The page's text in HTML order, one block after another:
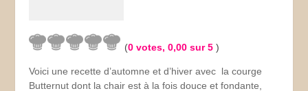
(0 votes,0,00 sur 5)
Voici une recette d’automne et d’hiver avec la courge
Butternut dont la chair est à la fois douce et fondante,